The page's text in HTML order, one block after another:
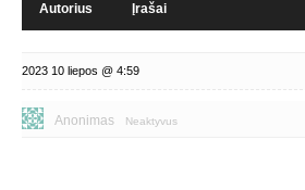
Autorius Įrašai
2023 10 liepos @ 4:59
Anonimas Neaktyvus